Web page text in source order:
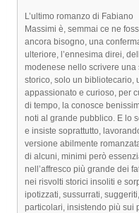
L’ultimo romanzo di Fabiano
Massimi è, semmai ce ne
ancora bisogno, una
ulteriore, l’ennesima direi,
modenese nello scrivere
storico, solo un bibliotecario,
appassionato e curioso, per
di tempo, la conosce
noti al grande pubblico. E lo
e insiste soprattutto,
versione abilmente
di alcuni, minimi però
nell’affresco più grande dei
nei risvolti storici insoliti e
ipotizzati, sussurrati,
particolari, insistendo più sui